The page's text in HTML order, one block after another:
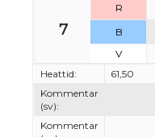
7
R
B
V
Heattid:
61,50
Kommentar
(sv):
Kommentar